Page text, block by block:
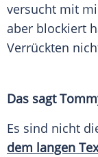
versucht mit
aber blockiert
Verrückten
Das sagt
Es sind nicht
dem langen